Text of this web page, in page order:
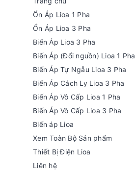
Ổn Áp Lioa 1 Pha
Ổn Áp Lioa 3 Pha
Biến Áp Lioa 3 Pha
Biến Áp (Đổi nguồn) Lioa 1 Pha
Biến Áp Tự Ngẫu Lioa 3 Pha
Biến Áp Cách Ly Lioa 3 Pha
Biến Áp Vô Cấp Lioa 1 Pha
Biến Áp Vô Cấp Lioa 3 Pha
Biến áp Lioa
Xem Toàn Bộ Sản phẩm
Thiết Bị Điện Lioa
Liên hệ